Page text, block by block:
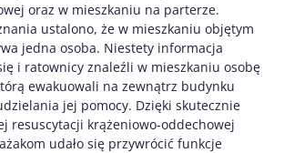
oraz w mieszkaniu na parterze.
ustalono, że w mieszkaniu objętym
jedna osoba. Niestety informacja
i ratownicy znaleźli w mieszkaniu osobę
ewakuowali na zewnątrz budynku
jej pomocy. Dzięki skutecznie
resuscytacji krążeniowo-oddechowej
udało się przywrócić funkcje